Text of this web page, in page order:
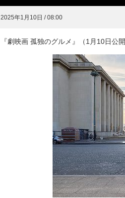
2025年1月10日 / 08:00
『劇映画 孤独のグルメ』（1月10日公